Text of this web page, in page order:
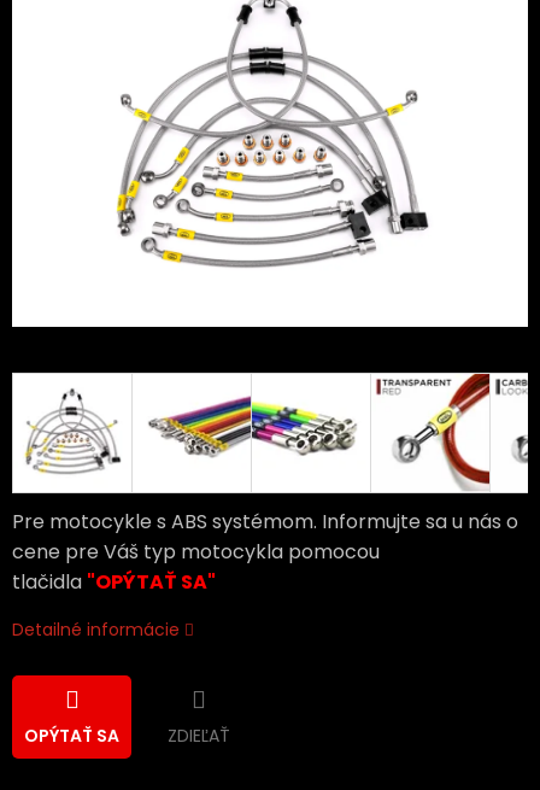
Pre motocykle s ABS systémom. Informujte sa u nás o
cene pre Váš typ motocykla pomocou
tlačidla "OPÝTAŤ SA"
Detailné informácie
OPÝTAŤ SA ZDIEĽAŤ